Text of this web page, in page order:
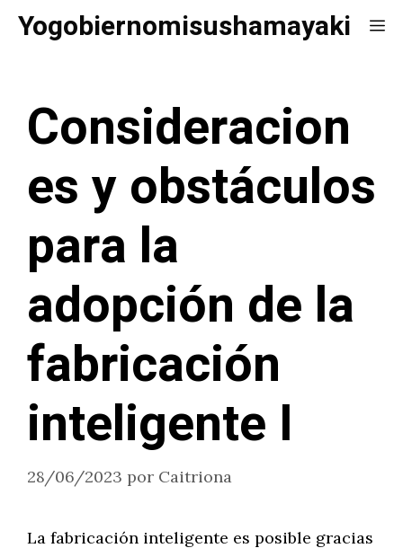
SaltarYogobiernomisushamayaki
Consideracion
es y obstáculos
para la
adopción de la
fabricación
inteligente I
28/06/2023 por Caitriona
La fabricación inteligente es posible gracias